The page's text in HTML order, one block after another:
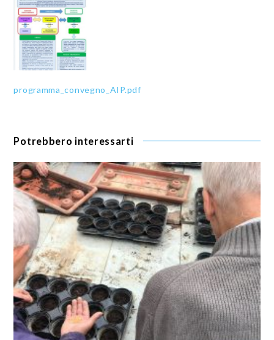
programma_convegno_AIP.pdf
Potrebbero interessarti